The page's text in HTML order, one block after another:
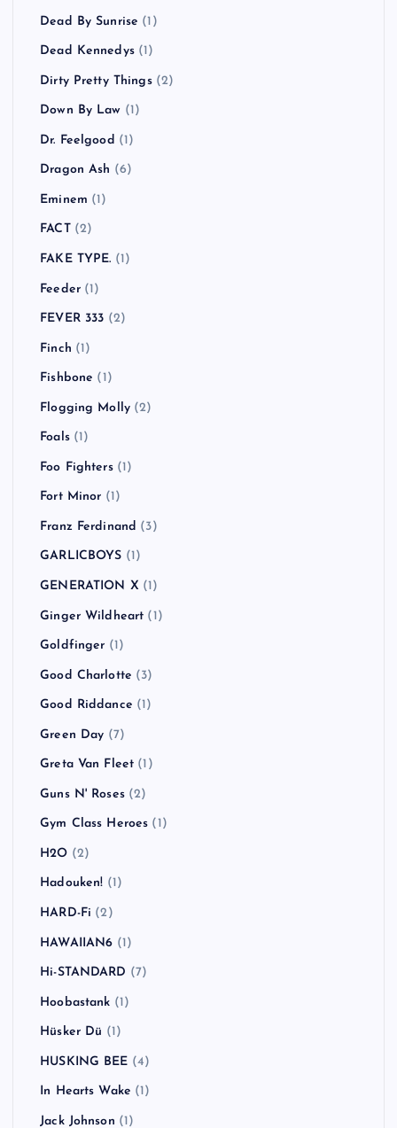
Dead By Sunrise (1)
Dead Kennedys(1)
Dirty Pretty Things(2)
Down By Law (1)
Dr. Feelgood (1)
Dragon Ash (6)
Eminem (1)
FACT(2)
FAKE TYPE. (1)
Feeder(1)
FEVER 333 (2)
Finch (1)
Fishbone (1)
Flogging Molly (2)
Foals(1)
Foo Fighters(1)
Fort Minor (1)
Franz Ferdinand (3)
GARLICBOYS (1)
GENERATION X (1)
Ginger Wildheart (1)
Goldfinger (1)
Good Charlotte (3)
Good Riddance (1)
Green Day (7)
Greta Van Fleet (1)
Guns N' Roses(2)
Gym Class Heroes (1)
H2O (2)
Hadouken! (1)
HARD-Fi (2)
HAWAIIAN6 (1)
Hi-STANDARD (7)
Hoobastank (1)
Hüsker Dü (1)
HUSKING BEE (4)
In Hearts Wake (1)
Jack Johnson (1)